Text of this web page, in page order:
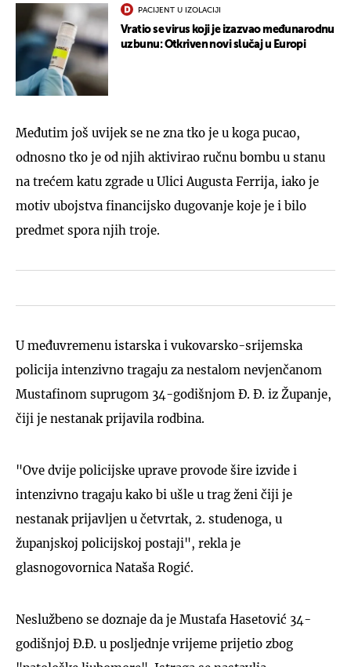
PACIJENT U IZOLACIJI
Vratio se virus koji je izazvao međunarodnu
uzbunu: Otkriven novi slučaj u Europi
Međutim još uvijek se ne zna tko je u koga pucao,
odnosno tko je od njih aktivirao ručnu bombu u stanu
na trećem katu zgrade u Ulici Augusta Ferrija, iako je
motiv ubojstva financijsko dugovanje koje je i bilo
predmet spora njih troje.
U međuvremenu istarska i vukovarsko-srijemska
policija intenzivno tragaju za nestalom nevjenčanom
Mustafinom suprugom 34-godišnjom Đ. Đ. iz Županje,
čiji je nestanak prijavila rodbina.
"Ove dvije policijske uprave provode šire izvide i
intenzivno tragaju kako bi ušle u trag ženi čiji je
nestanak prijavljen u četvrtak, 2. studenoga, u
županjskoj policijskoj postaji", rekla je
glasnogovornica Nataša Rogić.
Neslužbeno se doznaje da je Mustafa Hasetović 34-
godišnjoj Đ.Đ. u posljednje vrijeme prijetio zbog